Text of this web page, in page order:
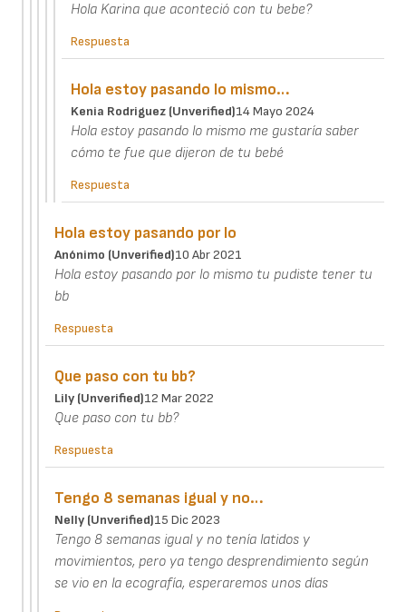
Hola Karina que aconteció con tu bebe?
Respuesta
Hola estoy pasando lo mismo…
Kenia Rodriguez (unverified)14 Mayo 2024
Hola estoy pasando lo mismo me gustaría saber
cómo te fue que dijeron de tu bebé
Respuesta
Hola estoy pasando por lo
Anónimo (unverified)10 Abr 2021
Hola estoy pasando por lo mismo tu pudiste tener tu
bb
Respuesta
Que paso con tu bb?
Lily (unverified)12 Mar 2022
Que paso con tu bb?
Respuesta
Tengo 8 semanas igual y no…
Nelly (unverified)15 Dic 2023
Tengo 8 semanas igual y no tenía latidos y
movimientos, pero ya tengo desprendimiento según
se vio en la ecografía, esperaremos unos días